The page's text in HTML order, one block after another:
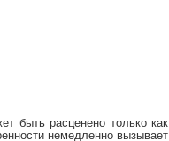
быть расценено только как
немедленно вызывает